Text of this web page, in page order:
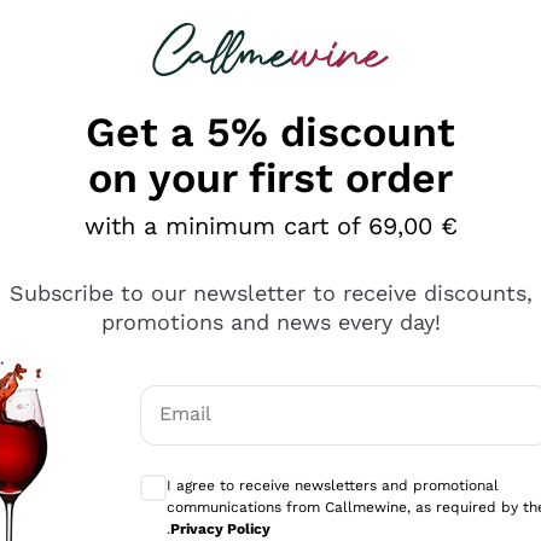
looking for
è male ma secondo me ci sono alternative che
Get a 5% discount
on your first order
with a minimum cart of 69,00 €
Subscribe to our newsletter to receive discounts,
promotions and news every day!
Email
I agree to receive newsletters and promotional
communications from Callmewine, as required by
.Privacy Policy